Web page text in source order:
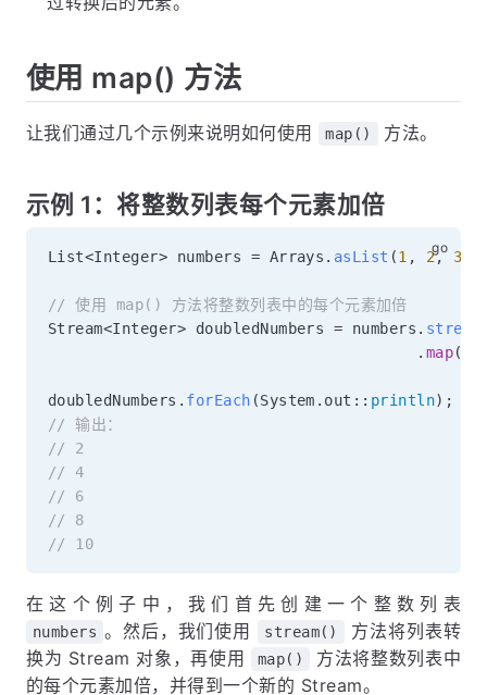
使用 map() 方法
让我们通过几个示例来说明如何使用 map() 方法。
示例 1：将整数列表每个元素加倍
List<Integer> numbers = Arrays . asList (1 , 2, 3
// 使用 map() 方法将整数列表中的每个元素加倍
Stream<Integer> doubledNumbers = numbers . stream
. map(
doubledNumbers . forEach (System . out : : println) ;
// 输出：
// 2
// 4
// 6
// 8
// 10
在这个例子中，我们首先创建一个整数列表
numbers 。然后，我们使用 stream()
方法将列表转
换为 Stream 对象，再使用
map()
方法将整数列表中
的每个元素加倍，并得到一个新的 Stream。